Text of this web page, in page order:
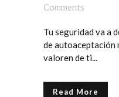
Comments
Tu seguridad va a
de autoaceptación
valoren de ti...
Read More